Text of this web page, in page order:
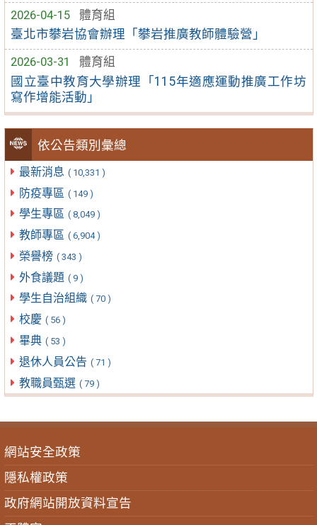
2026-04-15
體育組
臺北市攀岩協會辦理「攀岩推廣教師體驗營」
2026-03-31
體育組
國立臺中教育大學辦理「115年適應運動推廣工作坊
寫作增能活動」
依公告類別彙總
最新消息 ( 10,331 )
防疫專區 ( 149 )
學生專區 ( 8,049 )
教師專區 ( 6,904 )
榮譽榜 ( 343 )
外食議題 ( 9 )
學生自治組織 ( 70 )
校慶 ( 56 )
畢典 ( 53 )
退休人員公告 ( 71 )
教職員甄選 ( 79 )
網站安全政策
隱私權政策
政府網站開放資料宣告